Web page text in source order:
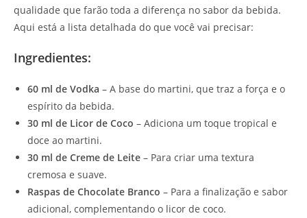
qualidade que farão toda a diferença no sabor da bebida.
Aqui está a lista detalhada do que você vai precisar:
Ingredientes:
60 ml de Vodka – A base do martini, que traz a força e o
espírito da bebida.
30 ml de Licor de Coco – Adiciona um toque tropical e
doce ao martini.
30 ml de Creme de Leite – Para criar uma textura
cremosa e suave.
Raspas de Chocolate Branco – Para a finalização e sabor
adicional, complementando o licor de coco.